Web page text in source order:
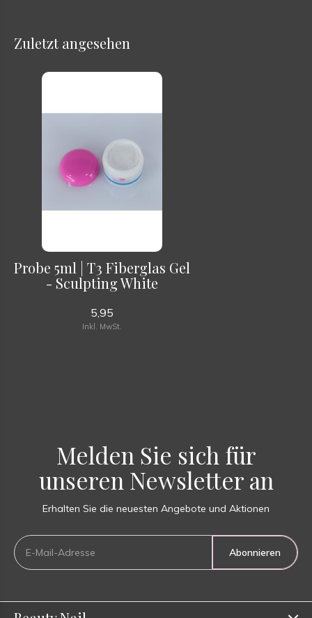
Zuletzt angesehen
Probe 5ml | T3 Fiberglas Gel
- Sculpting White
5,95
Inkl. MwSt.
Melden Sie sich für
unseren Newsletter an
Erhalten Sie die neuesten Angebote und Aktionen
Abonnieren